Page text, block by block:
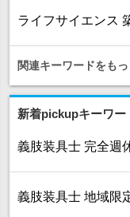
ライフサイエンス
関連キーワードをも
新着pickupキーワー
義肢装具士 完全週
義肢装具士 地域限